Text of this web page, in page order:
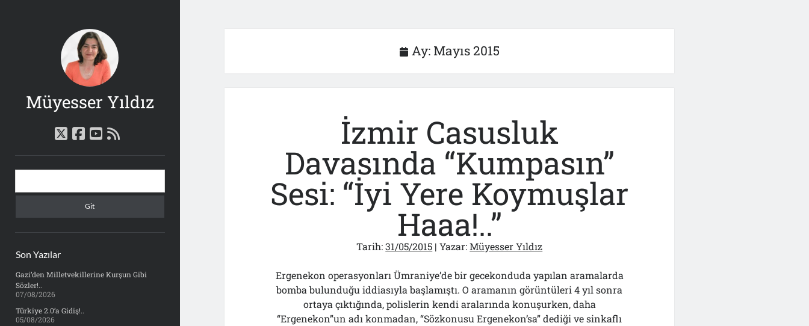
Müyesser Yıldız
twitter
facebook
youtube
rss
Yan
Menü
Son Yazılar
Gazi’den Milletvekillerine Kurşun Gibi
Sözler!..
07/08/2026
Türkiye 2.0’a Gidiş!..
05/08/2026
Ay: Mayıs 2015
İzmir Casusluk
Davasında “Kumpasın”
Sesi: “İyi Yere Koymuşlar
Haaa!..”
Tarih:31/05/2015 | Yazar:Müyesser Yıldız
Ergenekon operasyonları Ümraniye’de bir gecekonduda yapılan aramalarda
bomba bulunduğu iddiasıyla başlamıştı. O aramanın görüntüleri 4 yıl sonra
ortaya çıktığında, polislerin kendi aralarında konuşurken, daha
“Ergenekon”un adı konmadan, “Sözkonusu Ergenekon’sa” dediği ve sinkaflı